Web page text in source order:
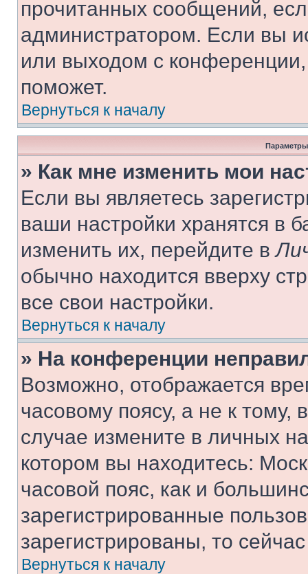
прочитанных сообщений,
администратором. Если вы
или выходом с
поможет.
Вернуться к началу
Параметры
» Как мне изменить мои
Если вы являетесь
ваши настройки хранятся в
изменить их, перейдите в
обычно находится вверху
все свои настройки.
Вернуться к началу
» На конференции
Возможно, отображается
часовому поясу, а не к тому,
случае измените в личных
котором вы находитесь:
часовой пояс, как и
зарегистрированные
зарегистрированы, то
Вернуться к началу